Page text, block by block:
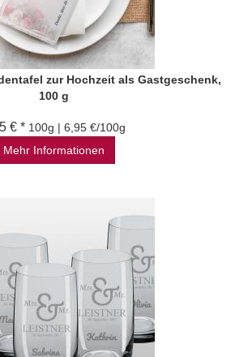
zur Hochzeit als Gastgeschenk,
100 g
€ * 100g | 6,95 €/100g
Mehr Informationen